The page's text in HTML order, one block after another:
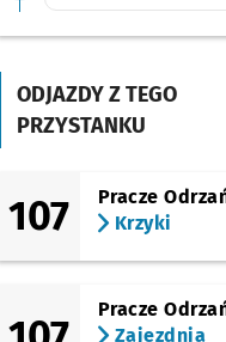
(Jerzmanowska)
(Żernicka)
Żerniki
(Żernicka)
ODJAZDY Z TEGO
PRZYSTANKU
107
Pracze
Krzyki
Pracze
Zajezdnia